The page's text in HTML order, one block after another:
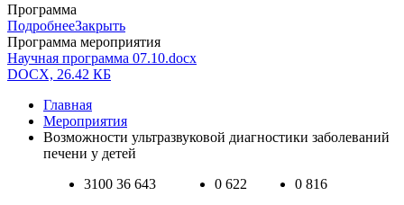
Программа
ПодробнееЗакрыть
Программа мероприятия
Научная программа 07.10.docx
DOCX, 26.42 КБ
Главная
Мероприятия
Возможности ультразвуковой диагностики заболеваний
печени у детей
3100 36 643
0 622
0 816